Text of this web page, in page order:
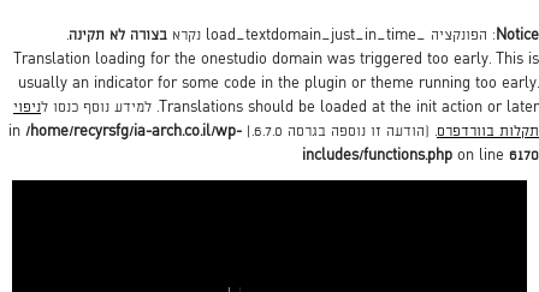
Notice : הפונקציה _load_textdomain_just_in_time נקרא בצורה לא תקינה.
Translation loading for the onestudio domain was triggered too early. This is
usually an indicator for some code in the plugin or theme running too early.
Translations should be loaded at the init action or later. למידע נוסף כנסו ל
ניפוי
תקלות בוורדפרס. (הודעה זו נוספה בגרסה 6.7.0.) in
/home/recyrsfg/ia-arch.co.il/wp-
includes/functions.php on line 6170